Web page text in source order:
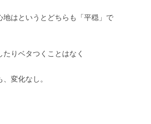
地はというとどちらも「平穏」で
たりベタつくことはなく
変化なし。